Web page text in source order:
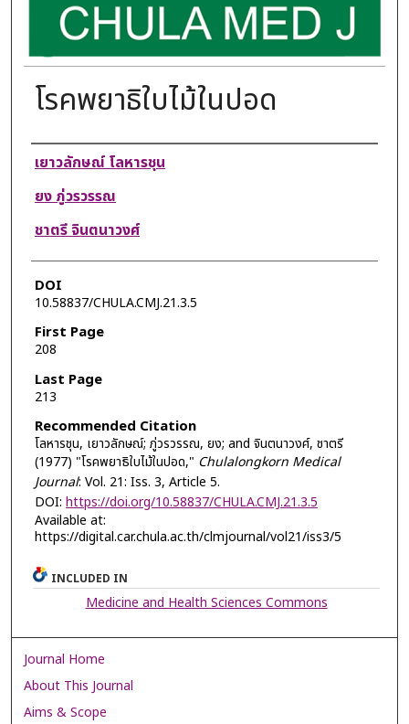
โรคพยาธิใบไม้ในปอด
Authors
เยาวลักษณ์ โลหารชุน
ยง ภู่วรวรรณ
ชาตรี จินตนาวงศ์
DOI
10.58837/CHULA.CMJ.21.3.5
First Page
208
Last Page
213
Recommended Citation
โลหารชุน, เยาวลักษณ์; ภู่วรวรรณ, ยง; and จินตนาวงศ์, ชาตรี
(1977) "โรคพยาธิใบไม้ในปอด," Chulalongkorn Medical
Journal: Vol. 21: Iss. 3, Article 5.
DOI: https://doi.org/10.58837/CHULA.CMJ.21.3.5
Available at:
https://digital.car.chula.ac.th/clmjournal/vol21/iss3/5
INCLUDED IN
Medicine and Health Sciences Commons
Journal Home
About This Journal
Aims & Scope